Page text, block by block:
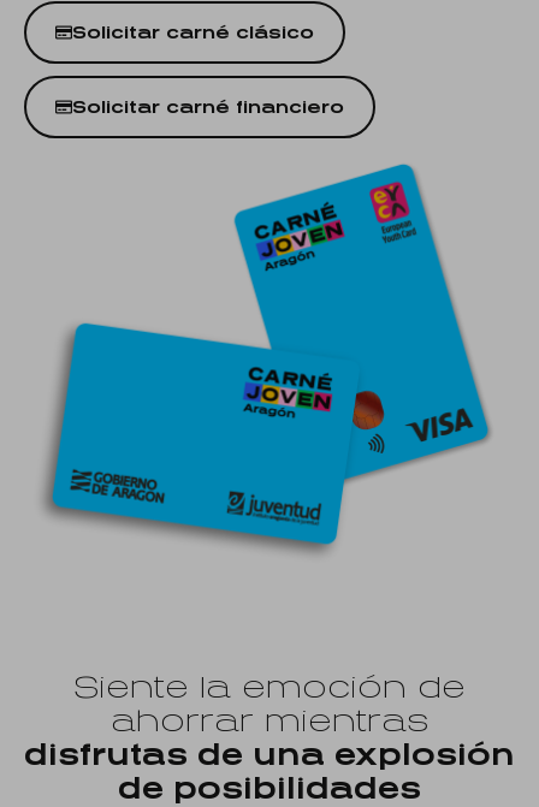
Solicitar carné clásico
Solicitar carné financiero
Siente la emoción de
ahorrar mientras
disfrutas de una explosión
de posibilidades